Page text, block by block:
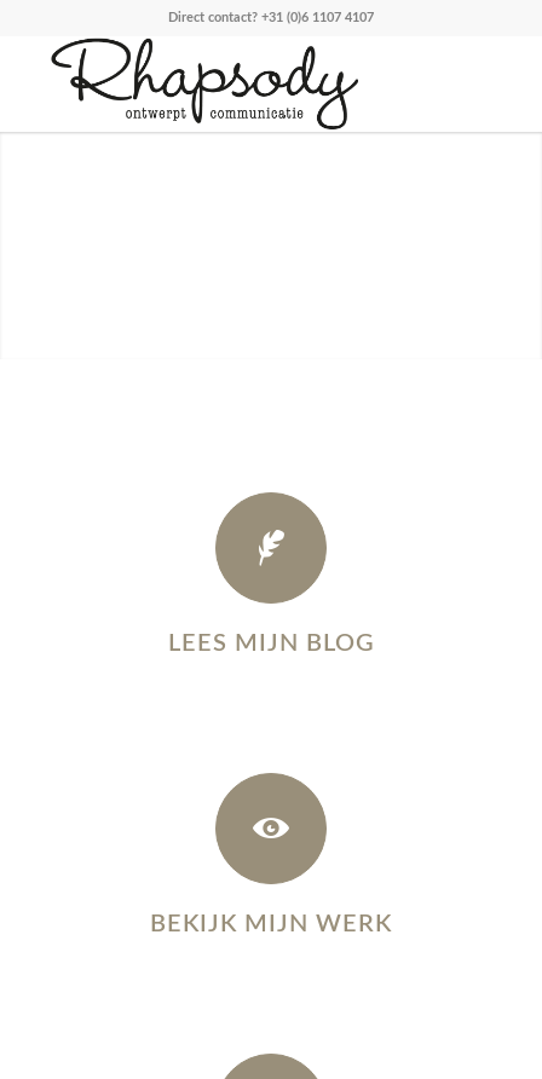
Direct contact? +31 (0)6 1107 4107
LEES MIJN BLOG
BEKIJK MIJN WERK